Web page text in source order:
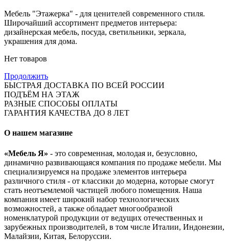
Мебель "Этажерка" - для ценителей современного стиля.
Широчайший ассортимент предметов интерьера:
дизайнерская мебель, посуда, светильники, зеркала,
украшения для дома.
Нет товаров
Продолжить
БЫСТРАЯ ДОСТАВКА ПО ВСЕЙ РОССИИ
ПОДЪЁМ НА ЭТАЖ
РАЗНЫЕ СПОСОБЫ ОПЛАТЫ
ГАРАНТИЯ КАЧЕСТВА ДО 8 ЛЕТ
О нашем магазине
«Мебель Я» - это современная, молодая и, безусловно,
динамично развивающаяся компания по продаже мебели. Мы
специализируемся на продаже элементов интерьера
различного стиля - от классики до модерна, которые смогут
стать неотъемлемой частицей любого помещения. Наша
компания имеет широкий набор технологических
возможностей, а также обладает многообразной
номенклатурой продукции от ведущих отечественных и
зарубежных производителей, в том числе Италии, Индонезии,
Малайзии, Китая, Белоруссии.